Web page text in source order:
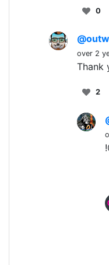
0
over 2
Thank
2